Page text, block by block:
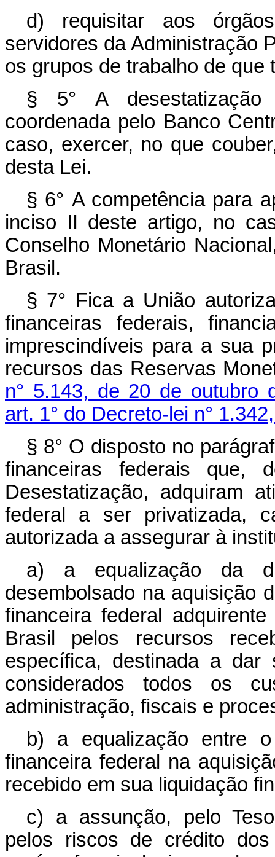
d) requisitar aos
servidores da Administração
os grupos de trabalho de
§ 5° A desestatização
coordenada pelo Banco
caso, exercer, no que
desta Lei.
§ 6° A competência para
inciso II deste artigo, no
Conselho Monetário
Brasil.
§ 7° Fica a União
financeiras federais,
imprescindíveis para a sua
recursos das Reservas
n° 5.143, de 20 de outubro
art. 1° do Decreto-lei n°
§ 8° O disposto no
financeiras federais que,
Desestatização, adquiram
federal a ser privatizada,
autorizada a assegurar à
a) a equalização da
desembolsado na aquisição
financeira federal
Brasil pelos recursos
específica, destinada a
considerados todos os
administração, fiscais e
b) a equalização entre
financeira federal na
recebido em sua liquidação
c) a assunção, pelo
pelos riscos de crédito